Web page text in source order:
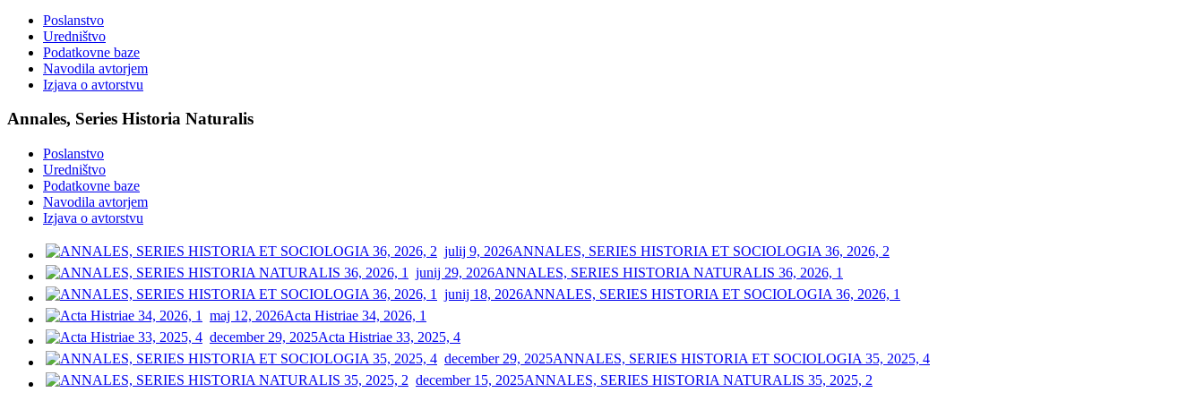
Poslanstvo
Uredništvo
Podatkovne baze
Navodila avtorjem
Izjava o avtorstvu
Annales, Series Historia Naturalis
Poslanstvo
Uredništvo
Podatkovne baze
Navodila avtorjem
Izjava o avtorstvu
julij 9, 2026ANNALES, SERIES HISTORIA ET SOCIOLOGIA 36, 2026, 2
junij 29, 2026ANNALES, SERIES HISTORIA NATURALIS 36, 2026, 1
junij 18, 2026ANNALES, SERIES HISTORIA ET SOCIOLOGIA 36, 2026, 1
maj 12, 2026Acta Histriae 34, 2026, 1
december 29, 2025Acta Histriae 33, 2025, 4
december 29, 2025ANNALES, SERIES HISTORIA ET SOCIOLOGIA 35, 2025, 4
december 15, 2025ANNALES, SERIES HISTORIA NATURALIS 35, 2025, 2